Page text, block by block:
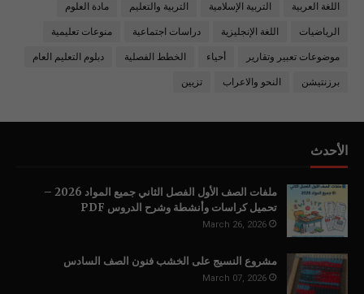
اللغة العربية التربية الإسلامية التربية والتعليم مادة العلوم
الرياضيات اللغة الإنجليزية دراسات اجتماعية منوعات تعليمية
موضوعات تعبير وتقارير أحياء الخطط الفصلية دبلوم التعليم العام
برزنتيشن النحو والاعراب تزيين
الأحدث
ملفات الصف الأول الفصل الثاني جميع المواد 2026 –
تحميل كراسات وأنشطة وشرح الدروس PDF
March 26, 2026
مشروع النسيج على الخشب فنون الصف السادس
March 07, 2026